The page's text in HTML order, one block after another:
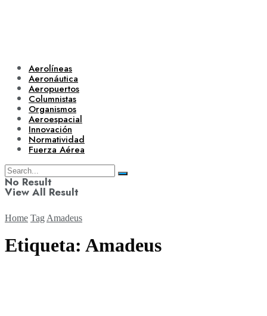
Aerolíneas
Aeronáutica
Aeropuertos
Columnistas
Organismos
Aeroespacial
Innovación
Normatividad
Fuerza Aérea
No Result
View All Result
Home Tag Amadeus
Etiqueta: Amadeus